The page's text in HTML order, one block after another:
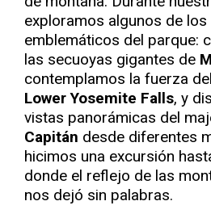
exploramos algunos de
emblemáticos del parque:
las secuoyas gigantes de
contemplamos la fuerza
Lower Yosemite Falls, y
vistas panorámicas del
Capitán desde diferentes
hicimos una excursión
donde el reflejo de las
nos dejó sin palabras.